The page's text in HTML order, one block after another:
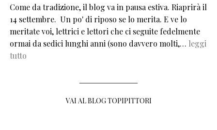
Come da tradizione, il blog va in pausa estiva. Riaprirà il
14 settembre. Un po' di riposo se lo merita. E ve lo
meritate voi, lettrici e lettori che ci seguite fedelmente
ormai da sedici lunghi anni (sono davvero molti,… leggi
tutto
VAI AL BLOG TOPIPITTORI